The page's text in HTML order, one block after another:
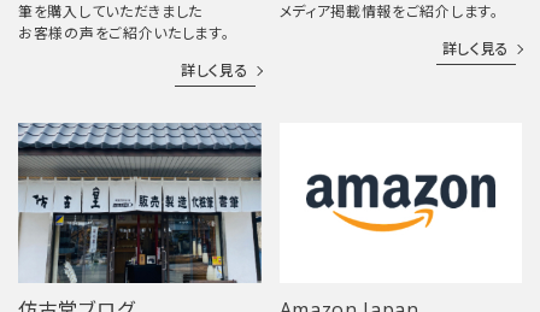
筆を購入していただきました
お客様の声をご紹介いたします。
詳しく見る
メディア掲載情報をご紹介します。
詳しく見る